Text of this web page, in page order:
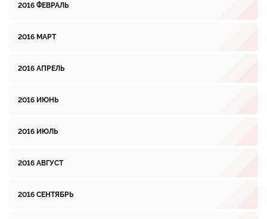
2016 ФЕВРАЛЬ
2016 МАРТ
2016 АПРЕЛЬ
2016 ИЮНЬ
2016 ИЮЛЬ
2016 АВГУСТ
2016 СЕНТЯБРЬ